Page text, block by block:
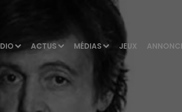
ACTUS MÉDIAS JEUX